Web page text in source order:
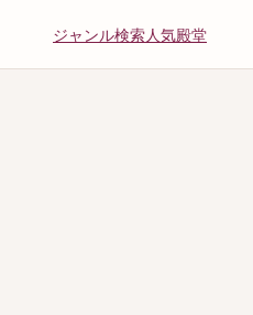
ジャンル検索人気殿堂